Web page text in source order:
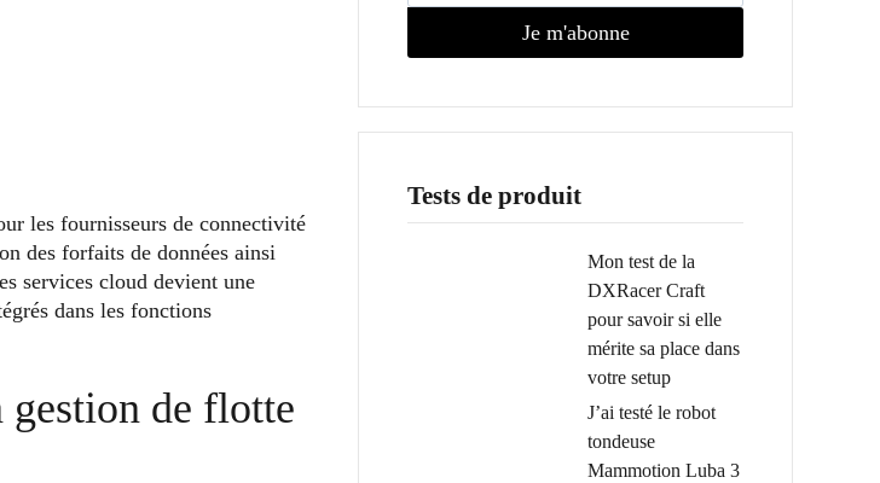
les fournisseurs de connectivité
des forfaits de données ainsi
services cloud devient une
dans les fonctions
gestion de flotte
Je m'abonne
Tests de produit
Mon test de la
DXRacer Craft
pour savoir si elle
mérite sa place dans
votre setup
J’ai testé le robot
tondeuse
Mammotion Luba 3